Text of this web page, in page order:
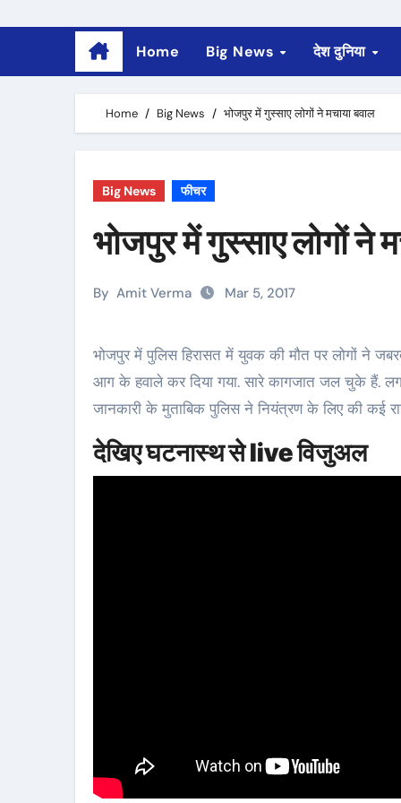
Home Big News देश दुनिया
Home Big News भोजपुर में गुस्साए लोगों ने मचाया बवाल
Big News फीचर
भोजपुर में गुस्साए लोगों ने
By Amit Verma Mar 5, 2017
भोजपुर में पुलिस हिरासत में युवक की मौत पर लोगों ने जबरदस्त हंगामा किया है. जानकारी के मुताबिक भोजपुर का बड़हरा थाना
आग के हवाले कर दिया गया. सारे कागजात जल चुके हैं.
जानकारी के मुताबिक पुलिस ने नियंत्रण के लिए की कई
देखिए घटनास्थ से live विजुअल